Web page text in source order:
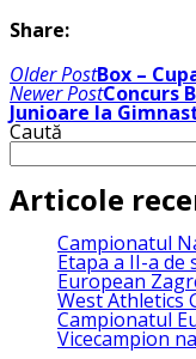
Share:
Navigare
în
articole
Older PostBox –
Newer PostConcurs
Junioare la
Caută
Articole
Campionatul
Etapa a II-a de
European
West Athletics
Campionatul
Vicecampion